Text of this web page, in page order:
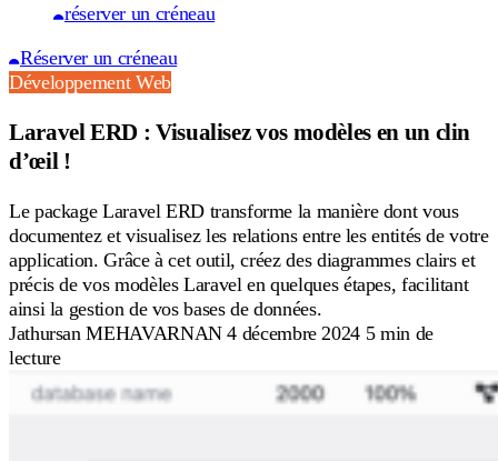
réserver un créneau
Réserver un créneau
Développement Web
Laravel ERD : Visualisez vos modèles en un clin
d’œil !
Le package Laravel ERD transforme la manière dont vous
documentez et visualisez les relations entre les entités de votre
application. Grâce à cet outil, créez des diagrammes clairs et
précis de vos modèles Laravel en quelques étapes, facilitant
ainsi la gestion de vos bases de données.
Jathursan MEHAVARNAN 4 décembre 2024 5 min de
lecture